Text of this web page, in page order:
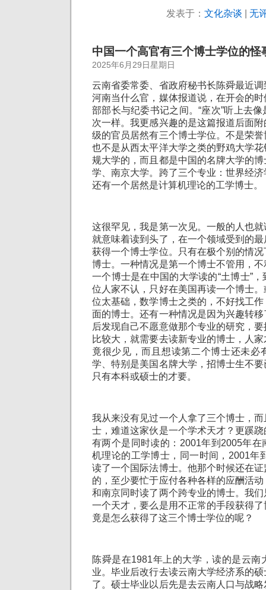
发表于： 文化杂谈 无
中国一个高官有三个博士学位的怪
2025年6月29日星期日
云南省委常委、省政府秘书长陈舜最近
河南当什么官，媒体报道说，在开会的
部部长与纪委书记之间。“座次”听上去
次一样。我更感兴趣的是这篇报道后面
级的官员居然有三个博士学位。不是荣
也不是从西太平洋大学之类的野鸡大学
规大学的，而且都是中国的名牌大学的
学、南京大学。跨了三个专业：世界经
还有一个居然是计算机理论的工学博士。
这很罕见，我是第一次见。一般的人也
就意味着读到头了，在一个领域受到的
获得一个博士学位。只有在极个别的情
博士。一种情况是第一个博士不管用，
一个博士是在中国的大学读的“土博士”
位人家不认，只好在美国再读一个博士
位太基础，数学博士之类的，不好找工
面的博士。还有一种情况是因为兴趣转
后发现自己不愿意做那个专业的研究，
比较大，就需要去读新专业的博士，人
竟很少见，而且想读第二个博士还未必
学、特别是美国名牌大学，招博士生不
只有本科或硕士的才要。
我从来没有见过一个人拿了三个博士，
士，难道这家伙是一个学术天才？更蹊
有两个是同时读的：2001年到2005年在
机理论的工学博士，同一时间，2001年
读了一个国际法博士。他那个时候还在
的，至少要忙于应付各种各样的应酬活
和南京同时读了两个跨专业的博士。我
一个天才，要么是用不正常的手段获得
竟是怎么获得了这三个博士学位的呢？
陈舜是在1981年上的大学，读的是云南
业。毕业后改行去读云南大学经济系的
了。硕士毕业以后先是去云南人口与战